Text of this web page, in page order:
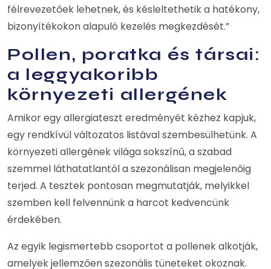
félrevezetőek lehetnek, és késleltethetik a hatékony,
bizonyítékokon alapuló kezelés megkezdését.”
Pollen, poratka és társai:
a leggyakoribb
környezeti allergének
Amikor egy allergiateszt eredményét kézhez kapjuk,
egy rendkívül változatos listával szembesülhetünk. A
környezeti allergének világa sokszínű, a szabad
szemmel láthatatlantól a szezonálisan megjelenőig
terjed. A tesztek pontosan megmutatják, melyikkel
szemben kell felvennünk a harcot kedvencünk
érdekében.
Az egyik legismertebb csoportot a pollenek alkotják,
amelyek jellemzően szezonális tüneteket okoznak.